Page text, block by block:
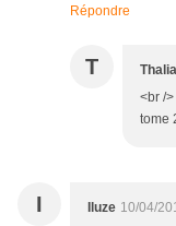
Répondre
T Thalia
<br /
tome
I Iluze 10/04/